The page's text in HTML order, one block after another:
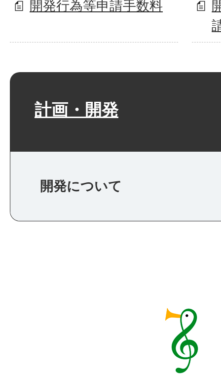
開発行為等申請手数料
計画・開発
開発について